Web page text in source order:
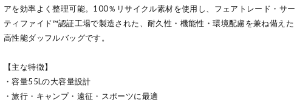
アを効率よく整理可能。100％リサイクル素材を使用し、フェアトレード・サー
ティファイド™認証工場で製造された、耐久性・機能性・環境配慮を兼ね備えた
高性能ダッフルバッグです。
【主な特徴】
・容量55Lの大容量設計
・旅行・キャンプ・遠征・スポーツに最適